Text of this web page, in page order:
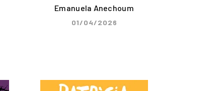
Emanuela Anechoum
01/04/2026